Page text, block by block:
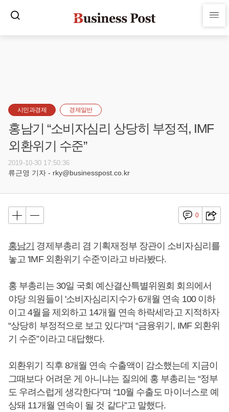
시민과경제 경제일반
홍남기 “소비자심리 상당히 부정적, IMF
외환위기 수준”
2019-10-30 17:50:36
류근영 기자 - rky@businesspost.co.kr
0
홍남기 경제부총리 겸 기획재정부 장관이 소비자심리를
놓고 'IMF 외환위기 수준'이라고 바라봤다.
홍 부총리는 30일 국회 예산결산특별위원회 회의에서
야당 의원들이 '소비자심리지수가 6개월 연속 100 이하
이고 4월을 제외하고 14개월 연속 하락세'라고 지적하자
“상당히 부정적으로 보고 있다”며 “금융위기, IMF 외환위
기 수준”이라고 대답했다.
외환위기 직후 8개월 연속 수출액이 감소했는데 지금이
그때보다 어려운 게 아니냐는 질의에 홍 부총리는 “정부
도 우려스럽게 생각한다”며 “10월 수출도 마이너스로 예
상돼 11개월 연속이 될 것 같다”고 말했다.